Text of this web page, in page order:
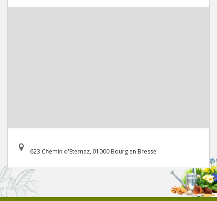
623 Chemin d'Eternaz, 01000 Bourg en Bresse